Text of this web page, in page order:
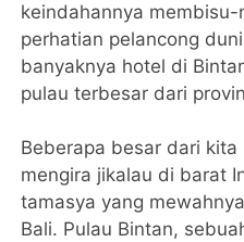
keindahannya
perhatian pelancong
banyaknya hotel di
pulau terbesar dari
Beberapa besar dari kita
mengira jikalau di barat
tamasya yang
Bali. Pulau Bintan,